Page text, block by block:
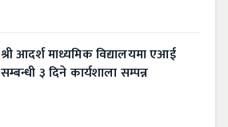
श्री आदर्श माध्यमिक विद्यालयमा एआई
सम्बन्धी ३ दिने कार्यशाला सम्पन्न